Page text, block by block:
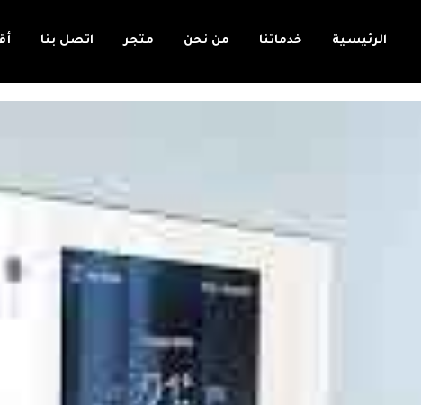
الرئيسية خدماتنا من نحن متجر اتصل بنا